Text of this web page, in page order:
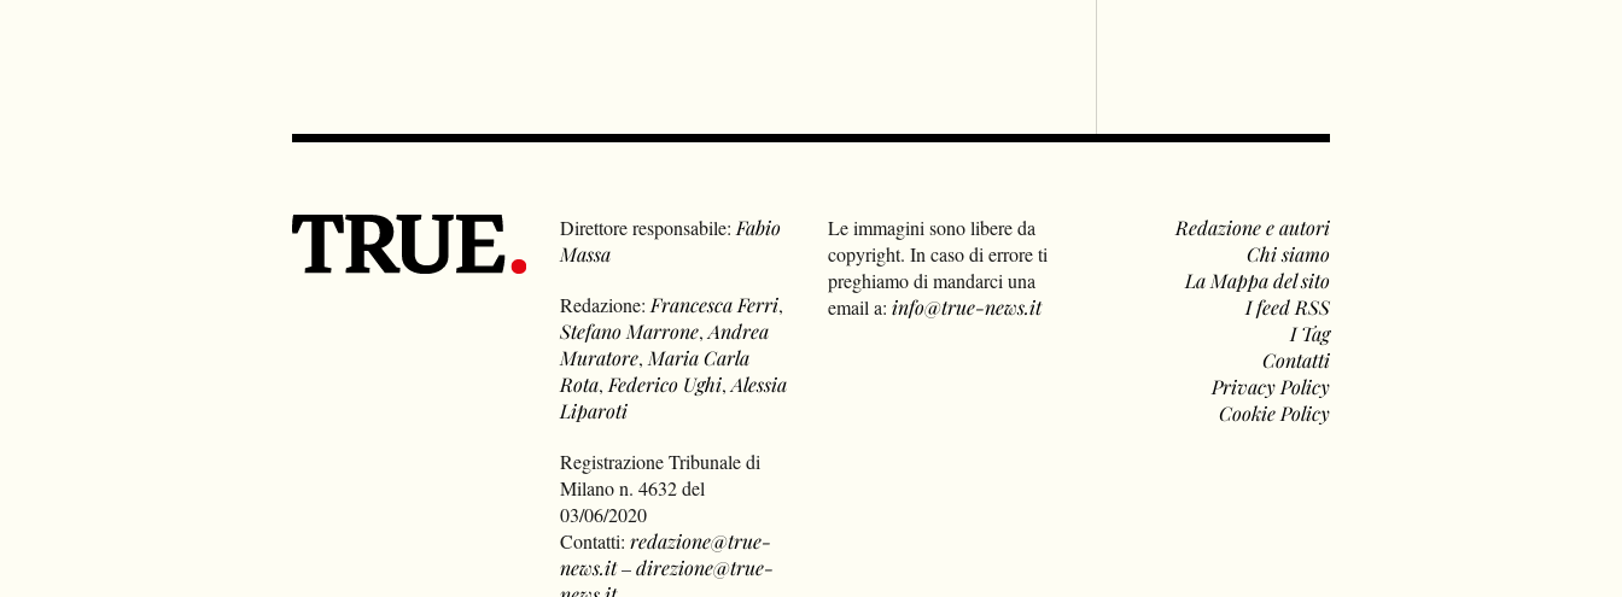
Direttore responsabile: Fabio
Massa
Redazione: Francesca Ferri,
Stefano Marrone,Andrea
Muratore, Maria Carla
Rota, Federico Ughi,Alessia
Liparoti
Registrazione Tribunale di
Milano n. 4632 del
03/06/2020
Contatti:redazione@true-
news.it–direzione@true-
Le immagini sono libere da
copyright. In caso di errore ti
preghiamo di mandarci una
email a: info@true-news.it
Redazione e autori
Chi siamo
La Mappa del sito
I feed RSS
I Tag
Contatti
Privacy Policy
Cookie Policy